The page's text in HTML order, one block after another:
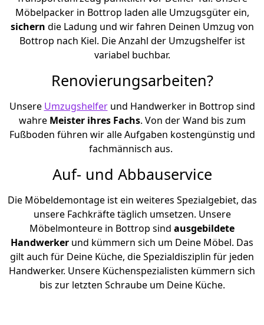
Möbelpacker in Bottrop laden alle Umzugsgüter ein,
sichern die Ladung und wir fahren Deinen Umzug von
Bottrop nach Kiel. Die Anzahl der Umzugshelfer ist
variabel buchbar.
Renovierungsarbeiten?
Unsere Umzugshelferund Handwerker in Bottrop sind
wahre Meister ihres Fachs. Von der Wand bis zum
Fußboden führen wir alle Aufgaben kostengünstig und
fachmännisch aus.
Auf- und Abbauservice
Die Möbeldemontage ist ein weiteres Spezialgebiet, das
unsere Fachkräfte täglich umsetzen. Unsere
Möbelmonteure in Bottrop sind ausgebildete
Handwerker und kümmern sich um Deine Möbel. Das
gilt auch für Deine Küche, die Spezialdisziplin für jeden
Handwerker. Unsere Küchenspezialisten kümmern sich
bis zur letzten Schraube um Deine Küche.